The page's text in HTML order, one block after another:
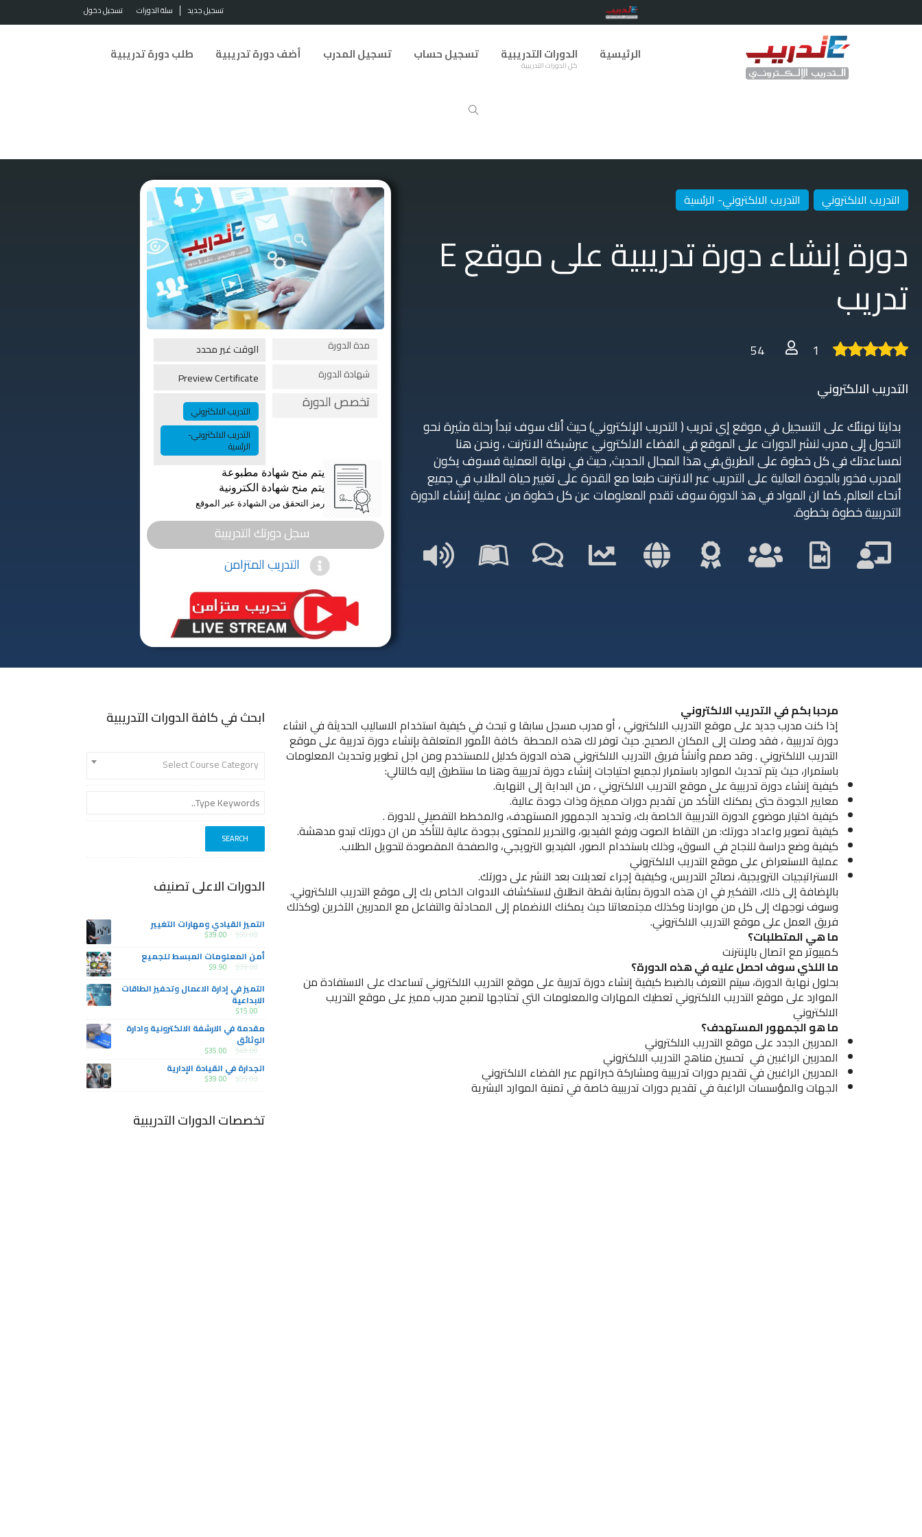
تسجيل دخول سلة الدورات تسجيل جديد
الرئيسية الدورات التدريبية
كل الدورات التدريبية
تسجيل حساب تسجيل المدرب أضف دورة تدريبية طلب دورة تدريبية
التدريب الالكتروني التدريب الالكتروني- الرئسية
دورة إنشاء دورة تدريبية على موقع E
تدريب
1
54
التدريب الالكتروني
بدايتا نهنئك على التسجيل في موقع إي تدريب ( التدريب الإلكتروني) حيث أنك سوف تبدأ رحلة مثيرة نحو
التحول إلى مدرب لنشر الدورات على الموقع في الفضاء الالكتروني عبرشبكة الانترنت ، ونحن هنا
لمساعدتك في كل خطوة على الطريق.في هذا المجال الحديث, حيث في نهاية العملية فسوف يكون
المدرب فخور بالجودة العالية على التدريب عبر الانترنت طبعا مع القدرة على تغيير حياة الطلاب في جميع
أنحاء العالم, كما ان المواد في هذ الدورة سوف تقدم المعلومات عن كل خطوة من عملية إنشاء الدورة
التدريبية خطوة بخطوة.
مدة الدورة الوقت غير محدد
شهادة الدورة Preview Certificate
تخصص الدورة
التدريب الالكتروني
التدريب الالكتروني-
الرئسية
يتم منح شهادة مطبوعة
يتم منح شهادة الكترونية
رمز التحقق من الشهادة عبر الموقع
سجل دورتك التدريبية
التدريب المتزامن
مرحبا بكم في التدريب الالكتروني
إذا كنت مدرب جديد على موقع التدريب الالكتروني ، أو مدرب مسجل سابقا و تبحث في كيفية استخدام الاساليب الحديثة في انشاء
دورة تدريبية ، فقد وصلت إلى المكان الصحيح. حيث توفر لك هذه المحطة كافة الأمور المتعلقة بإنشاء دورة تدريبة على موقع
التدريب الالكتروني . وقد صمم وأنشأ فريق التدريب الالكتروني هذه الدورة كدليل للمستخدم ومن اجل تطوير وتحديث المعلومات
باستمرار، حيث يتم تحديث الموارد باستمرار لجميع احتياجات إنشاء دورة تدريبية وهنا ما سنتطرق إليه كالتالي:
كيفية إنشاء دورة تدريبية على موقع التدريب الالكتروني ، من البداية إلى النهاية.
معايير الجودة حتى يمكنك التأكد من تقديم دورات مميزة وذات جودة عالية.
كيفية اختيار موضوع الدورة التدريبية الخاصة بك، وتحديد الجمهور المستهدف، والمخطط التفصيلي للدورة .
كيفية تصوير واعداد دورتك: من التقاط الصوت ورفع الفيديو، والتحرير للمحتوى بجودة عالية للتأكد من ان دورتك تبدو مدهشة.
كيفية وضع دراسة للنجاح في السوق، وذلك باستخدام الصور، الفيديو الترويجي، والصفحة المقصودة لتحويل الطلاب.
عملية الاستعراض على موقع التدريب الالكتروني
الاستراتيجيات الترويجية، نصائح التدريس، وكيفية إجراء تعديلات بعد النشر على دورتك.
بالإضافة إلى ذلك، التفكير في ان هذه الدورة بمثابة نقطة انطلاق لاستكشاف الادوات الخاص بك إلى موقع التدريب الالكتروني.
وسوف نوجهك إلى كل من مواردنا وكذلك مجتمعاتنا حيث يمكنك الانضمام إلى المحادثة والتفاعل مع المدربين الآخرين (وكذلك
فريق العمل على موقع التدريب الالكتروني.
ما هي المتطلبات؟
كمبيوتر مع اتصال بالإنترنت
ما اللذي سوف احصل عليه في هذه الدورة؟
بحلول نهاية الدورة، سيتم التعرف بالضبط كيفية إنشاء دورة تدربية على موقع التدريب الالكتروني تساعدك على الاستفادة من
الموارد على موقع التدريب الالكتروني تعطيك المهارات والمعلومات التي تحتاجها لتصبح مدرب مميز على موقع التدريب
الالكتروني
ما هو الجمهور المستهدف؟
المدربين الجدد على موقع التدريب الالكتروني
المدربين الراغبين في تحسين مناهج التدريب الالكتروني
المدربين الراغبين في تقديم دورات تدريبية ومشاركة خبراتهم عبر الفضاء الالكتروني
الجهات والمؤسسات الراغبة في تقديم دورات تدريبية خاصة في تمنية الموارد البشرية
ابحث في كافة الدورات التدريبية
Select Course Category
الدورات الاعلى تصنيف
التميز القيادي ومهارات التغيير
$55.00
$39.00
أمن المعلومات المبسط للجميع
$39.00
$9.90
التميز في إدارة الاعمال وتحفيز الطاقات
الابداعية
$15.00
مقدمة في الارشفة الالكترونية وادارة
الوثائق
$49.00
$35.00
الجدارة في القيادة الإدارية
$55.00
$39.00
تخصصات الدورات التدريبية